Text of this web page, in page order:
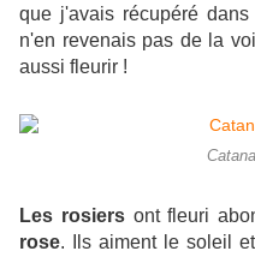
que j'avais récupéré
n'en revenais pas de la
aussi fleurir !
Les rosiersont fleuri
rose. Ils aiment le soleil